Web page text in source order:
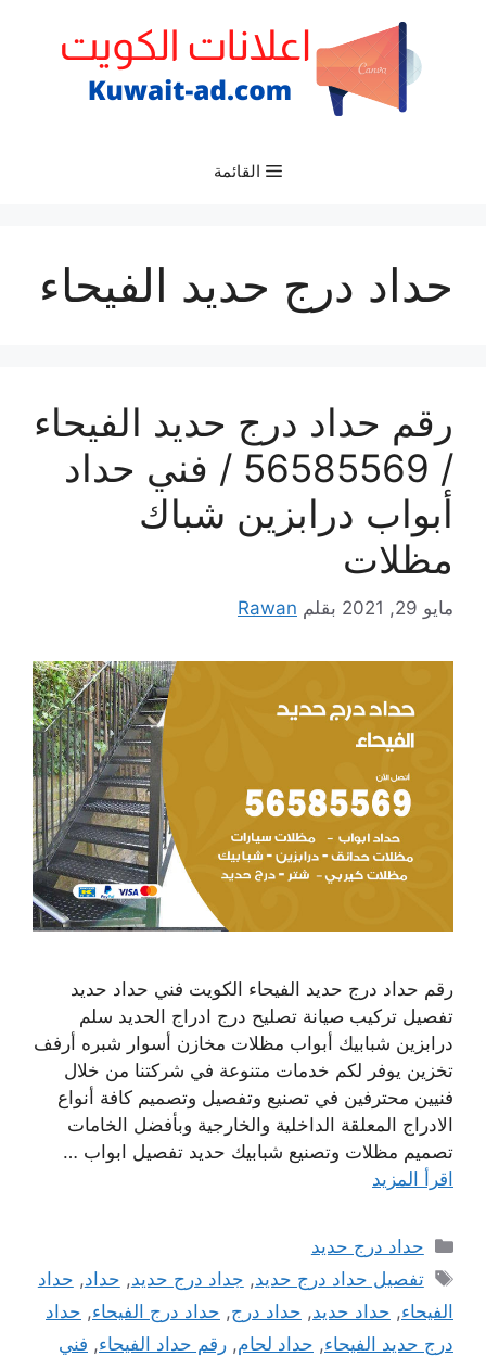
القائمة
حداد درج حديد الفيحاء
رقم حداد درج حديد الفيحاء
/ 56585569 / فني حداد
أبواب درابزين شباك
مظلات
مايو 29, 2021 بقلم Rawan
رقم حداد درج حديد الفيحاء الكويت فني حداد حديد
تفصيل تركيب صيانة تصليح درج ادراج الحديد سلم
درابزين شبابيك أبواب مظلات مخازن أسوار شبره أرفف
تخزين يوفر لكم خدمات متنوعة في شركتنا من خلال
فنيين محترفين في تصنيع وتفصيل وتصميم كافة أنواع
الادراج المعلقة الداخلية والخارجية وبأفضل الخامات
تصميم مظلات وتصنيع شبابيك حديد تفصيل ابواب …
اقرأ المزيد
التصنيفات
حداد درج حديد
الوسوم
تفصيل حداد درج حديد, جداد درج حديد, حداد, حداد
الفيحاء, حداد حديد, حداد درج, حداد درج الفيحاء, حداد
درج حديد الفيحاء, حداد لحام, رقم حداد الفيحاء, فني